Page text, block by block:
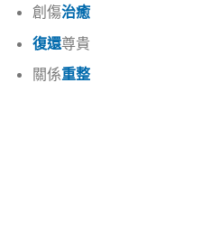
創傷治癒
復還尊貴
關係重整